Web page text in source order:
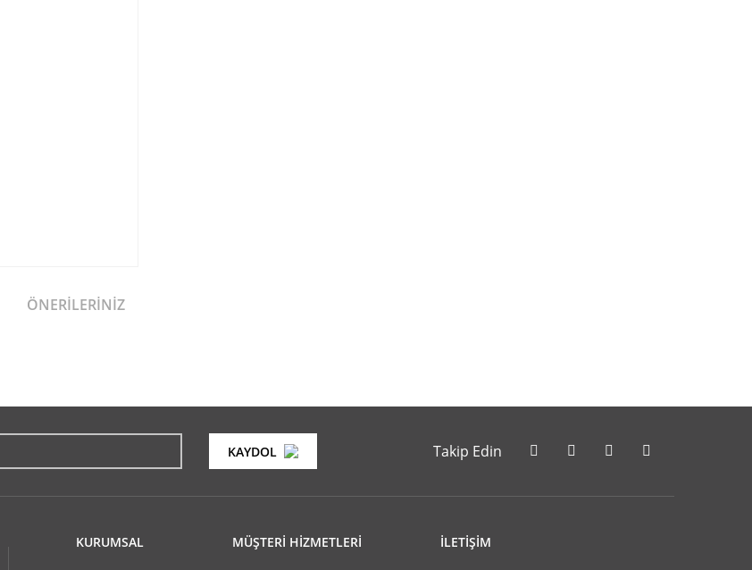
ÖNERILERINIZ
Yorum Yaz
KAYDOL Takip Edin
KURUMSAL MÜŞTERİ HİZMETLERİ İLETİŞİM